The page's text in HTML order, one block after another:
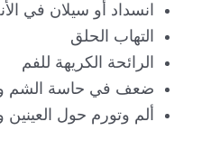
انسداد أو سيلان في
التهاب الحلق
الرائحة الكريهة للفم
ضعف في حاسة الشم
ألم وتورم حول العينين